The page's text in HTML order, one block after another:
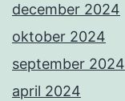
december 2024
oktober 2024
september 2024
april 2024